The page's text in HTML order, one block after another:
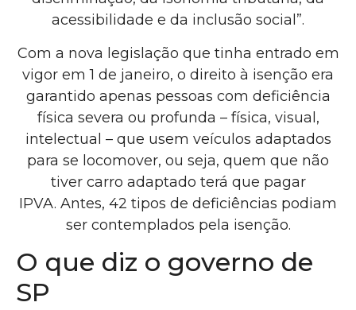
acessibilidade e da inclusão social”.
Com a nova legislação que tinha entrado em
vigor em 1 de janeiro, o direito à isenção era
garantido apenas pessoas com deficiência
física severa ou profunda – física, visual,
intelectual – que usem veículos adaptados
para se locomover, ou seja, quem que não
tiver carro adaptado terá que pagar
IPVA. Antes, 42 tipos de deficiências podiam
ser contemplados pela isenção.
O que diz o governo de
SP